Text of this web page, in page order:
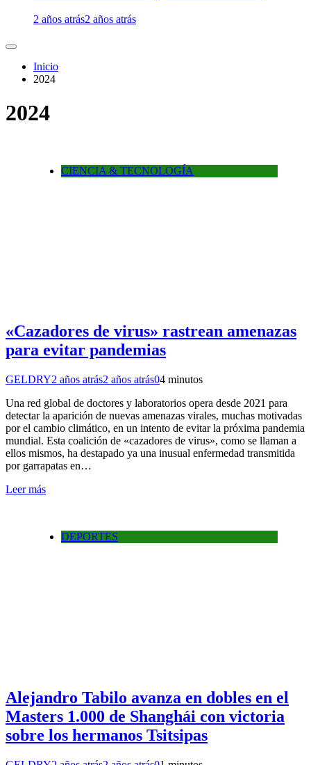
2 años atrás2 años atrás
Inicio
2024
2024
CIENCIA & TECNOLOGÍA
«Cazadores de virus» rastrean amenazas
para evitar pandemias
GELDRY2 años atrás2 años atrás04 minutos
Una red global de doctores y laboratorios opera desde 2021 para
detectar la aparición de nuevas amenazas virales, muchas motivadas
por el cambio climático, en un intento de evitar la próxima pandemia
mundial. Esta coalición de «cazadores de virus», como se llaman a
ellos mismos, ha destapado ya una inusual enfermedad transmitida
por garrapatas en…
Leer más
DEPORTES
Alejandro Tabilo avanza en dobles en el
Masters 1.000 de Shanghái con victoria
sobre los hermanos Tsitsipas